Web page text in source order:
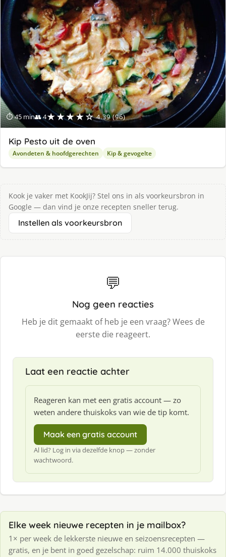
⏱ 45 min👥 4★★★★☆ 4.39 (96)
Kip Pesto uit de oven
Avondeten & hoofdgerechten Kip & gevogelte
Kook je vaker met KookJij? Stel ons in als voorkeursbron in
Google — dan vind je onze recepten sneller terug.
Instellen als voorkeursbron
💬
Nog geen reacties
Heb je dit gemaakt of heb je een vraag? Wees de
eerste die reageert.
Laat een reactie achter
Reageren kan met een gratis account — zo
weten andere thuiskoks van wie de tip komt.
Maak een gratis account
Al lid? Log in via dezelfde knop — zonder
wachtwoord.
Elke week nieuwe recepten in je mailbox?
1× per week de lekkerste nieuwe en seizoensrecepten —
gratis, en je bent in goed gezelschap: ruim 14.000 thuiskoks